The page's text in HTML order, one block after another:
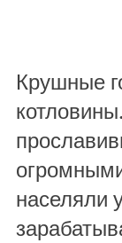
Крушные
населяли